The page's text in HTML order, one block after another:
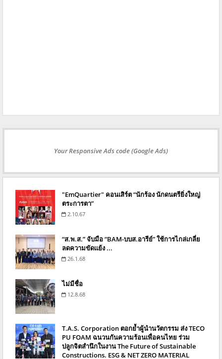
Your Responsive Ads code (Google Ads)
"EmQuartier" คอนเสิร์ต “นักร้อง นักดนตรียิ่งใหญ่
ตระการตา”
2.10.67
“ส.พ.ส.” จับมือ “BAM-บบส.อารีย์” ใช้การไกล่เกลี่ย
ลดความขัดแย้ง ...
26.1.68
ไม่มีชื่อ
12.8.68
T.A.S. Corporation ตอกย้ำผู้นำนวัตกรรม ส่ง TECO
PU FOAM ฉนวนกันความร้อนเพื่อคนไทย ร่วม
ปลูกจิตสำนึกในงาน The Future of Sustainable
Constructions. ESG & NET ZERO MATERIAL